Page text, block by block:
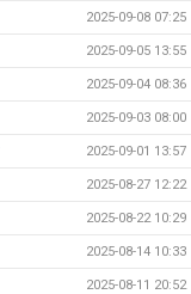
2025-09-08 07:25
2025-09-05 13:55
2025-09-04 08:36
2025-09-03 08:00
2025-09-01 13:57
2025-08-27 12:22
2025-08-22 10:29
2025-08-14 10:33
2025-08-11 20:52